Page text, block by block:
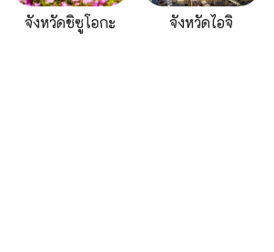
จังหวัดชิซูโอกะ จังหวัดไอจิ